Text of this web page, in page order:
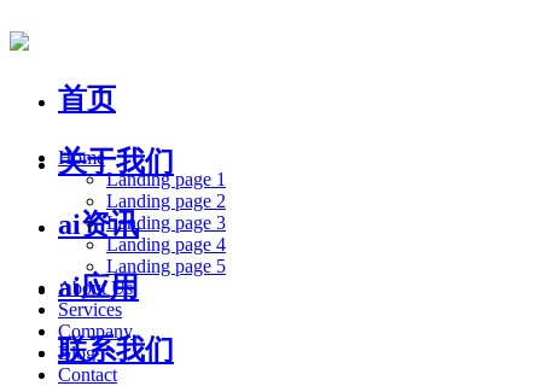
首页
关于我们
ai资讯
ai应用
联系我们
Home
Landing page 1
Landing page 2
Landing page 3
Landing page 4
Landing page 5
About Us
Services
Company
Blog
Contact